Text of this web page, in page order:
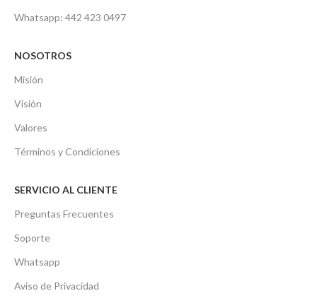
Whatsapp: 442 423 0497
NOSOTROS
Misión
Visión
Valores
Términos y Condiciones
SERVICIO AL CLIENTE
Preguntas Frecuentes
Soporte
Whatsapp
Aviso de Privacidad